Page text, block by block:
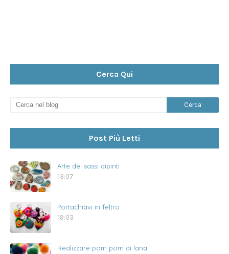
Cerca Qui
Post Più Letti
Arte dei sassi dipinti
13:07
Portachiavi in feltro
19:03
Realizzare pom pom di lana